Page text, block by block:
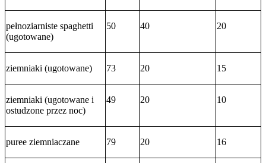
pełnoziarniste spaghetti
(ugotowane)
50 40 20
ziemniaki (ugotowane) 73 20 15
ziemniaki (ugotowane i
ostudzone przez noc)
49 20 10
puree ziemniaczane 79 20 16